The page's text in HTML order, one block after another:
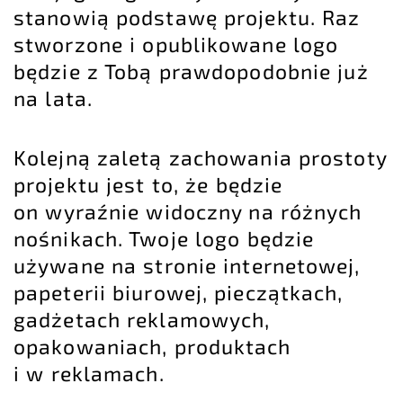
stanowią podstawę projektu. Raz
stworzone i opublikowane logo
będzie z Tobą prawdopodobnie już
na lata.
Kolejną zaletą zachowania prostoty
projektu jest to, że będzie
on wyraźnie widoczny na różnych
nośnikach. Twoje logo będzie
używane na stronie internetowej,
papeterii biurowej, pieczątkach,
gadżetach reklamowych,
opakowaniach, produktach
i w reklamach.